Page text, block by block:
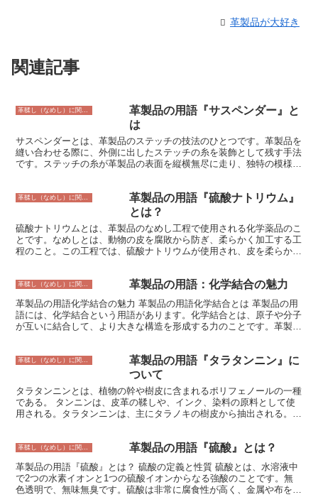
革製品が大好き
関連記事
革製品の用語『サスペンダー』と
は
サスペンダーとは、革製品のステッチの技法のひとつです。革製品を
縫い合わせる際に、外側に出したステッチの糸を装飾として残す手法
です。ステッチの糸が革製品の表面を縦横無尽に走り、独特の模様を
手縫いでもミシン縫いでも施すことができます。手縫いの場合は、ス
テッチの糸を革製品の表面に引き出しながら縫っていきます。ミシン
縫いの場合は、ステッチの糸を革製品の表面に浮き上がらせるための
特殊な針を使用します。 サスペンダーのステッチは、様々な種類の
革製品に使用することができます。バッグ、財布、靴、ベルトなど、
様々なアイテムに施すことができます。また、サスペンダーのステッ
革製品の用語『硫酸ナトリウム』
とは？
硫酸ナトリウムとは、革製品のなめし工程で使用される化学薬品のこ
とです。なめしとは、動物の皮を腐敗から防ぎ、柔らかく加工する工
程のこと。この工程では、硫酸ナトリウムが使用され、皮を柔らかく
製造など、さまざまな分野で使用されています。また、下剤としても
革鞣し（なめし）に関すること 革製品の用語：化学結合の魅力
革製品の用語化学結合の魅力 革製品の用語化学結合とは 革製品の用
語には、化学結合という用語があります。化学結合とは、原子や分子
が互いに結合して、より大きな構造を形成する力のことです。革製品
結合します。この結合により、革は柔軟性と耐水性を獲得します。ま
た、革を染める過程では、染料分子が革の表面に結合します。この結
合により、革はさまざまな色に染まります。 化学結合は、革製品の
品質に大きく影響します。革の柔軟性、耐水性、色合いなどは、化学
結合によって決まります。そのため、革製品の製造においては、化学
結合を正しくコントロールすることが重要です。 なお、化学結合は
います。例えば、金属やプラスチック、ガラスなどの材料は、すべて
化学結合によって構成されています。また、私たちの身体も、さまざ
まな化学結合によって構成されています。
革製品の用語『タラタンニン』に
ついて
タラタンニンとは、植物の幹や樹皮に含まれるポリフェノールの一種
である。 タンニンは、皮革の鞣しや、インク、染料の原料として使
用される。タラタンニンは、主にタラノキの樹皮から抽出される。タ
タンニンは、皮革に強度と耐久性を与える。また、タラタンニンは、
も使用される。タラタンニンは、インクに耐水性と耐光性を与える。
タラタンニンは、染料に堅牢性と鮮やかさを与える。
革製品の用語『硫酸』とは？
革製品の用語『硫酸』とは？ 硫酸の定義と性質 硫酸とは、水溶液中
で2つの水素イオンと1つの硫酸イオンからなる強酸のことです。無
色透明で、無味無臭です。硫酸は非常に腐食性が高く、金属や布を溶